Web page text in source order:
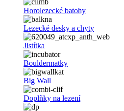
Horolezecké batohy
Lezecké desky a chyty
Jistítka
Bouldermatky
Big Wall
Doplňky na lezení